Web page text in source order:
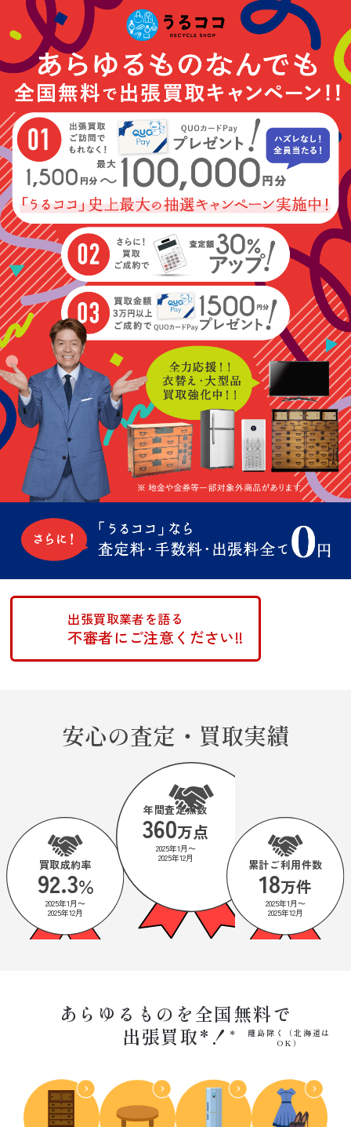
出張買取業者を語る
不審者にご注意ください!!
安心の査定・買取実績
買取成約率
92.3％
2025年1月〜
2025年12月
年間査定点数
360万点
2025年1月〜
2025年12月
累計ご利用件数
18万件
2025年1月〜
2025年12月
あらゆるものを全国無料で
出張買取*！
離島除く（北海道は
OK）